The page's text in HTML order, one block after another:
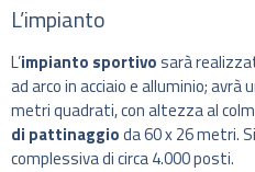
L’impianto
L’impianto sportivosarà
ad arco in acciaio e alluminio; avrà
metri quadrati, con altezza al
di pattinaggioda 60 x 26 metri.
complessiva di circa 4.000 posti.